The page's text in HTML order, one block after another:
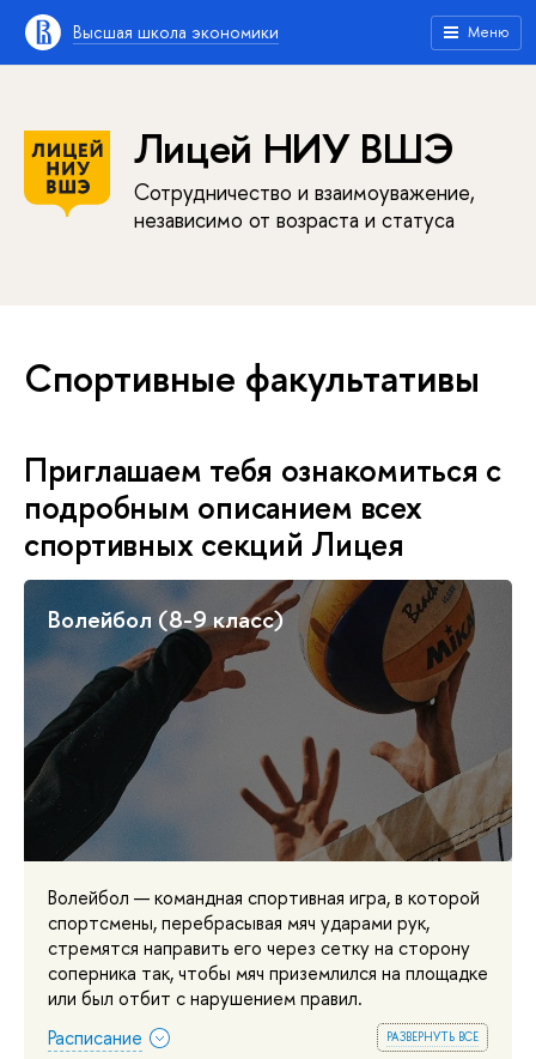
Высшая школа экономики Меню
Лицей НИУ ВШЭ
Сотрудничество и взаимоуважение,
независимо от возраста и статуса
Спортивные факультативы
Приглашаем тебя ознакомиться с
подробным описанием всех
спортивных секций Лицея
Волейбол (8-9 класс)
Волейбол — командная спортивная игра, в которой
спортсмены, перебрасывая мяч ударами рук,
стремятся направить его через сетку на сторону
соперника так, чтобы мяч приземлился на площадке
или был отбит с нарушением правил.
развернуть все
Расписание